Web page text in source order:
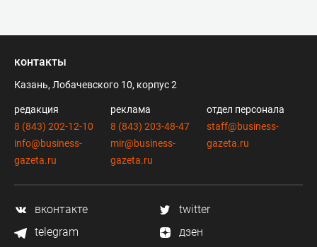
контакты
Казань, Лобачевского 10, корпус 2
редакция
8 (843) 202-12-10
info@business-
gazeta.ru
реклама
8 (843) 203-48-47
mir@business-
gazeta.ru
отдел персонала
staff@business-
gazeta.ru
вконтакте
twitter
telegram
дзен